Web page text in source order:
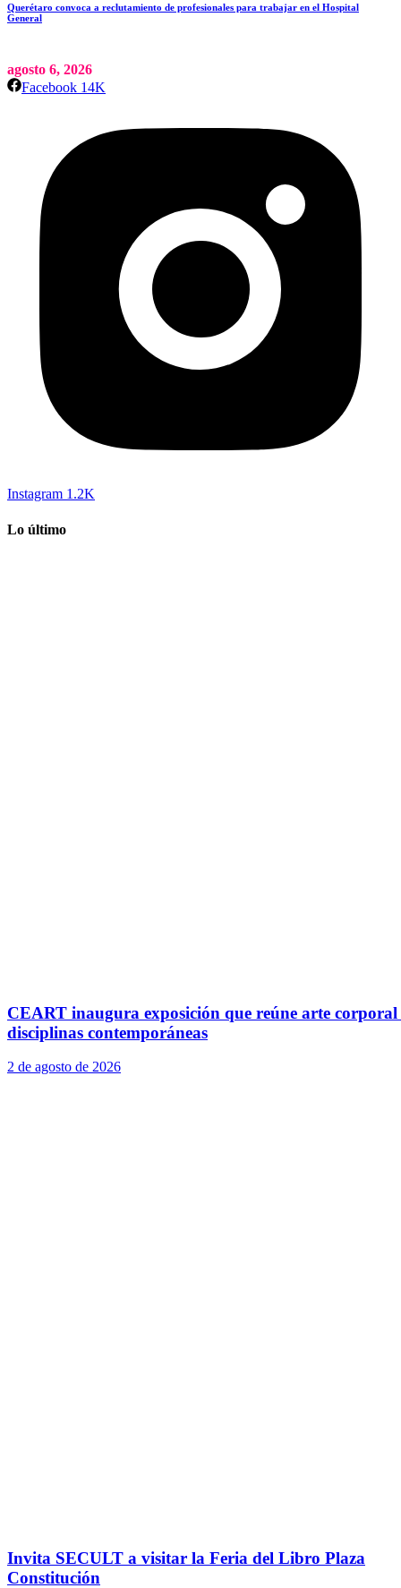
Querétaro convoca a reclutamiento de profesionales para trabajar en el Hospital
General
agosto 6, 2026
Facebook 14K
Instagram 1.2K
Lo último
CEART inaugura exposición que reúne arte corporal
disciplinas contemporáneas
2 de agosto de 2026
Invita SECULT a visitar la Feria del Libro Plaza
Constitución